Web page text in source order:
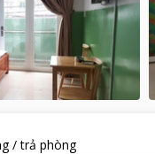
/ trả phòng